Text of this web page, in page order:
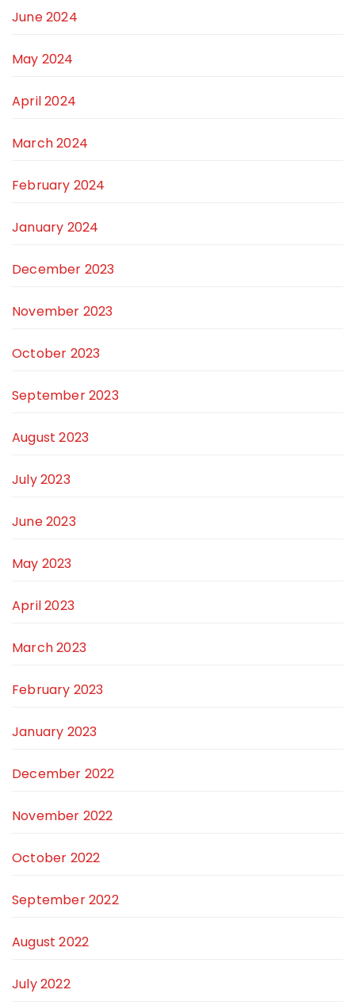
June 2024
May 2024
April 2024
March 2024
February 2024
January 2024
December 2023
November 2023
October 2023
September 2023
August 2023
July 2023
June 2023
May 2023
April 2023
March 2023
February 2023
January 2023
December 2022
November 2022
October 2022
September 2022
August 2022
July 2022